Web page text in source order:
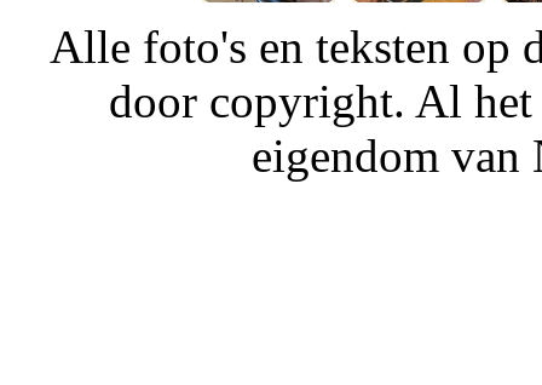
Alle foto's en teksten op
door copyright. Al het
eigendom